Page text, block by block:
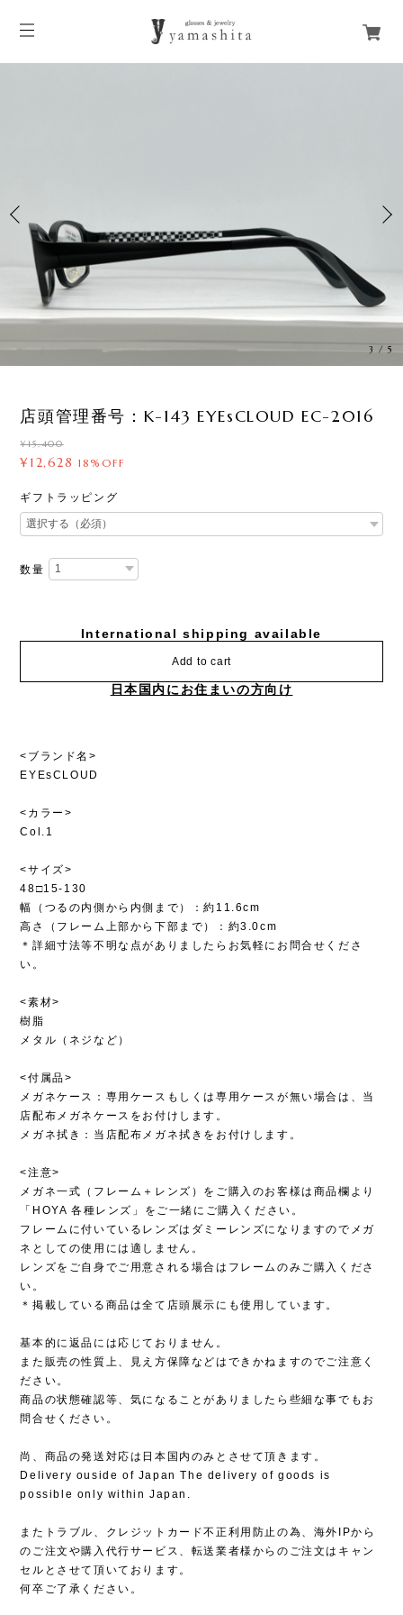
3 /5
店頭管理番号：K-143 EYEsCLOUD EC-2016
¥15,400
¥12,628 18%OFF
ギフトラッピング
数量
International shipping available
Add to cart
日本国内にお住まいの方向け
<ブランド名>
EYEsCLOUD
<カラー>
Col.1
<サイズ>
48□15-130
幅（つるの内側から内側まで）：約11.6cm
高さ（フレーム上部から下部まで）：約3.0cm
＊詳細寸法等不明な点がありましたらお気軽にお問合せくださ
い。
<素材>
樹脂
メタル（ネジなど）
<付属品>
メガネケース：専用ケースもしくは専用ケースが無い場合は、当
店配布メガネケースをお付けします。
メガネ拭き：当店配布メガネ拭きをお付けします。
<注意>
メガネ一式（フレーム＋レンズ）をご購入のお客様は商品欄より
「HOYA 各種レンズ」をご一緒にご購入ください。
フレームに付いているレンズはダミーレンズになりますのでメガ
ネとしての使用には適しません。
レンズをご自身でご用意される場合はフレームのみご購入くださ
い。
＊掲載している商品は全て店頭展示にも使用しています。
基本的に返品には応じておりません。
また販売の性質上、見え方保障などはできかねますのでご注意く
ださい。
商品の状態確認等、気になることがありましたら些細な事でもお
問合せください。
尚、商品の発送対応は日本国内のみとさせて頂きます。
Delivery ouside of Japan The delivery of goods is
possible only within Japan.
またトラブル、クレジットカード不正利用防止の為、海外IPから
のご注文や購入代行サービス、転送業者様からのご注文はキャン
セルとさせて頂いております。
何卒ご了承ください。